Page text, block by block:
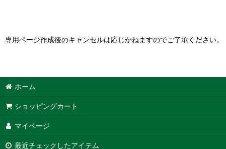
専用ページ作成後のキャンセルは応じかねますのでご了承ください。
ホーム
ショッピングカート
マイページ
最近チェックしたアイテム